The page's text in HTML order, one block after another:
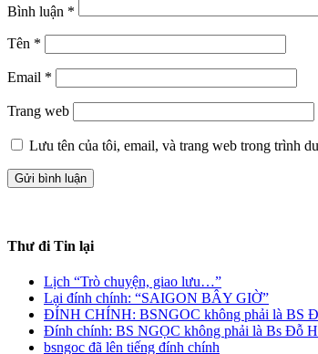
Bình luận *
Tên *
Email *
Trang web
Lưu tên của tôi, email, và trang web trong trình
Thư đi Tin lại
Lịch “Trò chuyện, giao lưu…”
Lại đính chính: “SAIGON BÂY GIỜ”
ĐÍNH CHÍNH: BSNGOC không phải là BS
Đính chính: BS NGỌC không phải là Bs Đỗ
bsngoc đã lên tiếng đính chính